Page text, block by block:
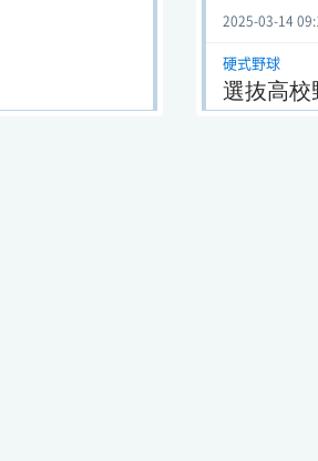
2025-03-14
硬式野球
選抜高校